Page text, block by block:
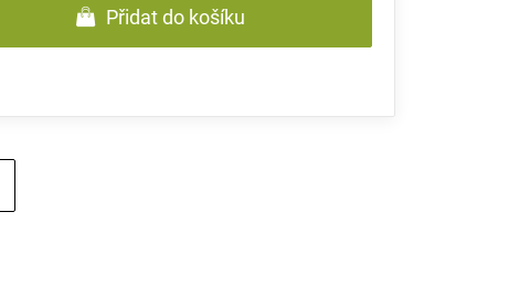
Přidat do košíku